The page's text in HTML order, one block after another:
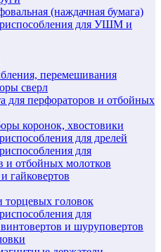
(наждачная бумага)
для УШМ и
перемешивания
сверл
для перфораторов и отбойных
коронок, хвостовики
для дрелей
для
и отбойных молотков
гайковертов
головок
для
и шуруповертов